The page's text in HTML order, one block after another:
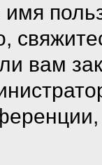
имя
вам